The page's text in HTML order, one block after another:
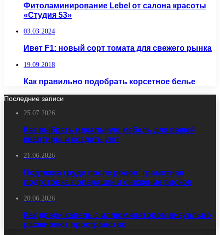
Фитоламинирование Lebel от салона красоты
«Студия 53»
03.03.2024
Ивет F1: новый сорт томата для свежего рынка
19.09.2018
Как правильно подобрать корсетное белье
Последние записи
25.07.2026
Как выбрать идеальную мебель для вашей
квартиры и создать уют
21.06.2026
Подтяжка груди после родов: грамотная
подготовка к операции и снижение рисков
20.06.2026
Как двери капель с иллюминатором визуально
расширяют пространство